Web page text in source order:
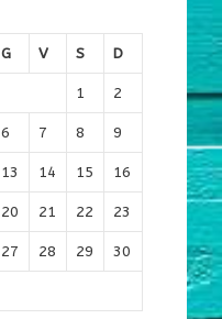
G V S D
1 2
6 7 8 9
13 14 15 16
20 21 22 23
27 28 29 30